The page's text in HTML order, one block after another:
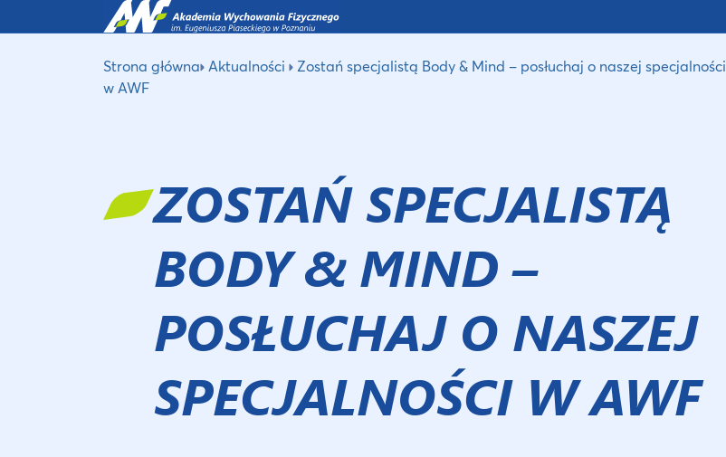
Strona główna Aktualności
Zostań specjalistą Body & Mind – posłuchaj o naszej specjalności
w AWF
ZOSTAŃ SPECJALISTĄ
BODY & MIND –
POSŁUCHAJ O NASZEJ
SPECJALNOŚCI W AWF